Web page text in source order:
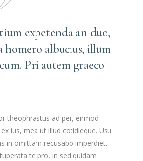
expetenda an duo,
albucius, illum
Pri autem graeco
theophrastus ad per, eirmod
ius, mea ut illud cotidieque. Usu
in omittam recusabo imperdiet.
te pro, in sed quidam